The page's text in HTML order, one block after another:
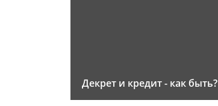
Декрет и кредит - как быть?